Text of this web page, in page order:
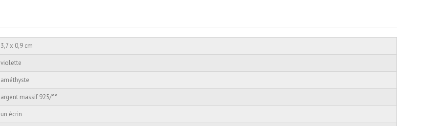
3,7 x 0,9 cm
violette
améthyste
argent massif 925/°°
un écrin